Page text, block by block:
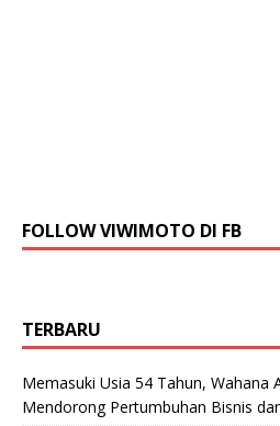
FOLLOW VIWIMOTO DI FB
TERBARU
Memasuki Usia 54 Tahun, Wahana
Mendorong Pertumbuhan Bisnis